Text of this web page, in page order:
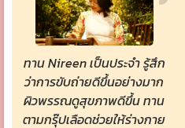
ทาน Nireen เป็นประจำ รู้สึก
ว่าการขับถ่ายดีขึ้นอย่างมาก
ผิวพรรณดูสุขภาพดีขึ้น ทาน
ตามกรุ๊ปเลือดช่วยให้ร่างกาย